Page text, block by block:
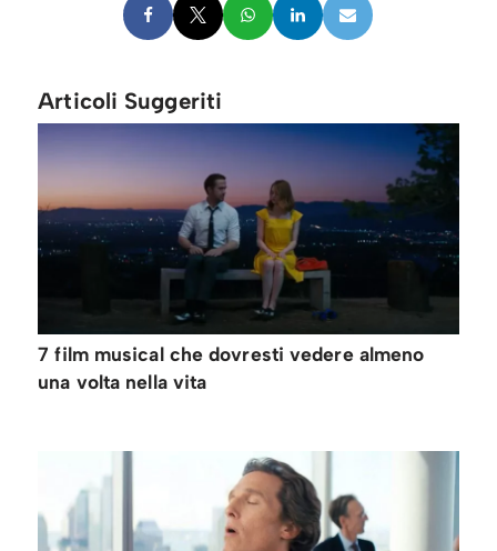
Articoli Suggeriti
7 film musical che dovresti vedere almeno
una volta nella vita